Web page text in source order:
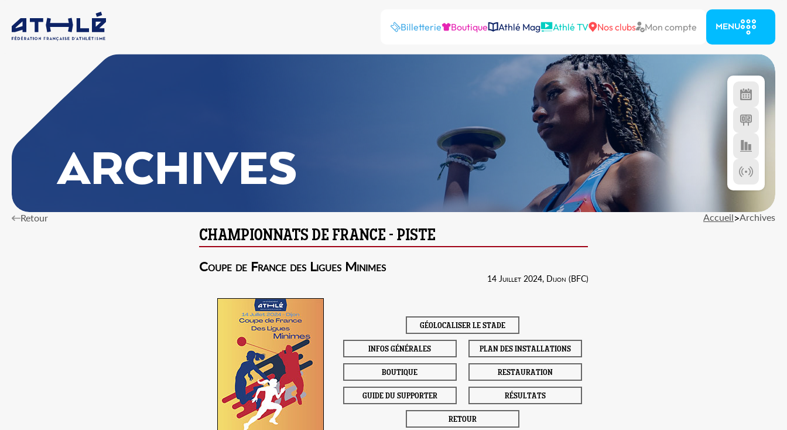
Billetterie Boutique Athlé Mag Athlé TV Nos clubs Mon compte MENU
ARCHIVES
Retour Accueil>Archives
Coupe de France des Ligues Minimes
14 Juillet 2024, Dijon (BFC)
GÉOLOCALISER LE STADE
INFOS GÉNÉRALES PLAN DES INSTALLATIONS
BOUTIQUE RESTAURATION
GUIDE DU SUPPORTER RÉSULTATS
RETOUR